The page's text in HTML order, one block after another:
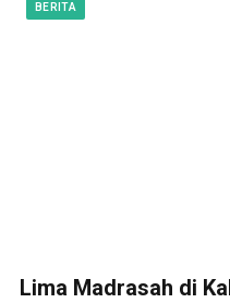
BERITA
Lima Madrasah di